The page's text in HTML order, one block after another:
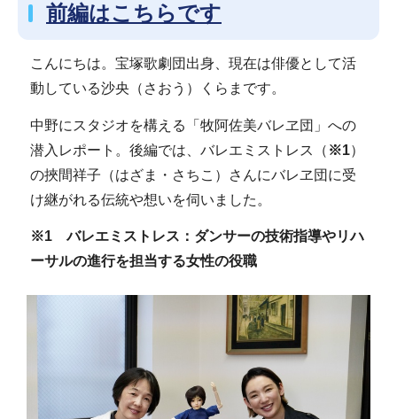
前編はこちらです
こんにちは。宝塚歌劇団出身、現在は俳優として活
動している沙央（さおう）くらまです。
中野にスタジオを構える「牧阿佐美バレヱ団」への
潜入レポート。後編では、バレエミストレス（ ※1）
の挾間祥子（はざま・さちこ）さんにバレヱ団に受
け継がれる伝統や想いを伺いました。
※1 バレエミストレス：ダンサーの技術指導やリハ
ーサルの進行を担当する女性の役職